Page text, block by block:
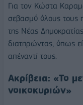
Για τον Κώστα
σεβασμό όλους
της Νέας
διατηρώντας, όπως
απέναντί τους.
Ακρίβεια: «Το
νοικοκυριών»